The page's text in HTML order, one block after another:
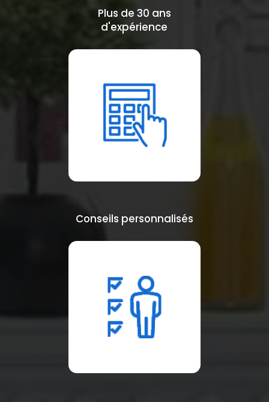
Plus de 30 ans
d'expérience
Conseils personnalisés